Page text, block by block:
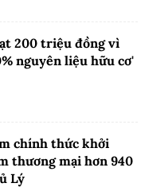
200 triệu đồng vì
nguyên liệu hữu cơ'
chính thức khởi
thương mại hơn 940
Lý